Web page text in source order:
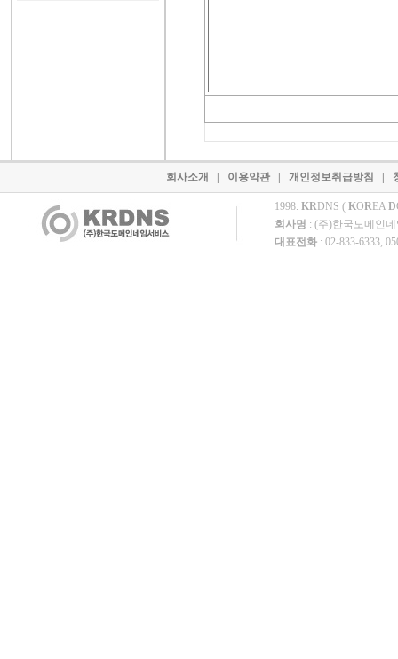
회사소개 이용약관 개인정보취급방침
1998. KRDNS ( KOREA D
회사명 : (주)한국도메인
대표전화 : 02-833-6333,